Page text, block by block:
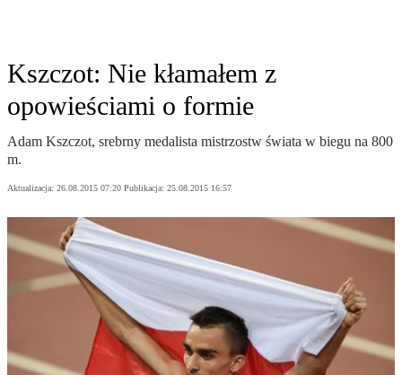
Kszczot: Nie kłamałem z
opowieściami o formie
Adam Kszczot, srebrny medalista mistrzostw świata w biegu na 800
m.
Aktualizacja: 26.08.2015 07:20 Publikacja: 25.08.2015 16:57